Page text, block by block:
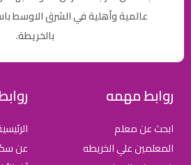
عالمية وأهلية في الشرق الاوسط
بالخريطة.
روابط مهمه
ابحث عن معلم
المعلمين علي الخريطه
عن